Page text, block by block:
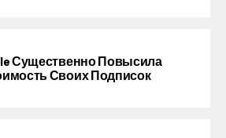
Существенно Повысила
Своих Подписок